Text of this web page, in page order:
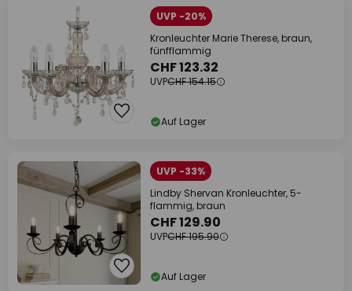
UVP -20%
Kronleuchter Marie Therese, braun,
fünfflammig
CHF 123.32
UVPCHF 154.15
Auf Lager
UVP -33%
Lindby Shervan Kronleuchter, 5-
flammig, braun
CHF 129.90
UVPCHF 195.90
Auf Lager